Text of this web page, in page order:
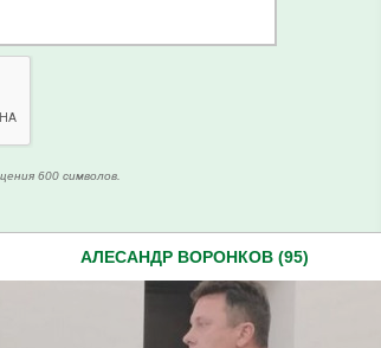
600 символов.
АЛЕСАНДР ВОРОНКОВ (95)